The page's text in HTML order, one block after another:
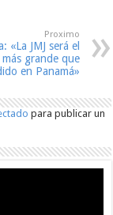
Proximo
«La JMJ será el
grande que
en Panamá»
para publicar un